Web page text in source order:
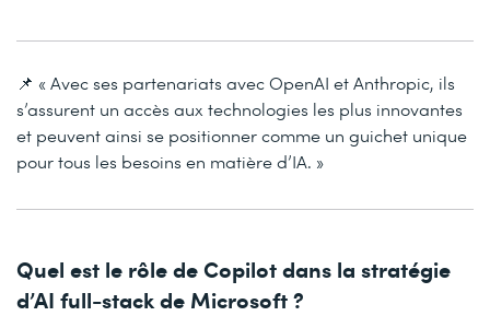
📌 « Avec ses partenariats avec OpenAI et Anthropic, ils
s’assurent un accès aux technologies les plus innovantes
et peuvent ainsi se positionner comme un guichet unique
pour tous les besoins en matière d’IA. »
Quel est le rôle de Copilot dans la stratégie
d’AI full-stack de Microsoft ?